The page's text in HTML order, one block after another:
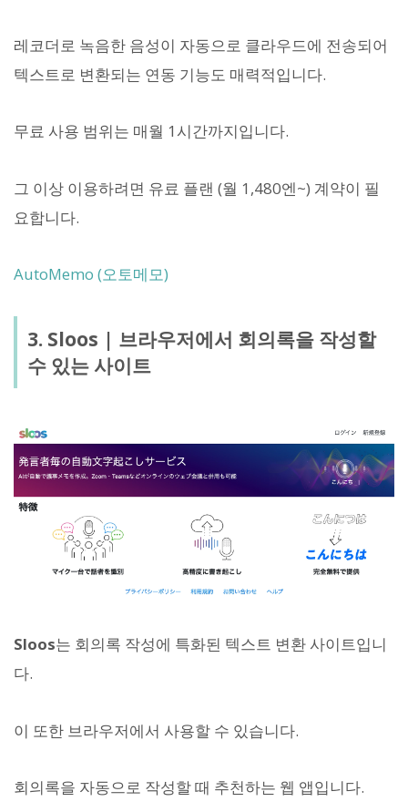
레코더로 녹음한 음성이 자동으로 클라우드에 전송되어
텍스트로 변환되는 연동 기능도 매력적입니다.
무료 사용 범위는 매월 1시간까지입니다.
그 이상 이용하려면 유료 플랜 (월 1,480엔~) 계약이 필
요합니다.
AutoMemo (오토메모)
3. Sloos | 브라우저에서 회의록을 작성할
수 있는 사이트
Sloos는 회의록 작성에 특화된 텍스트 변환 사이트입니
다.
이 또한 브라우저에서 사용할 수 있습니다.
회의록을 자동으로 작성할 때 추천하는 웹 앱입니다.